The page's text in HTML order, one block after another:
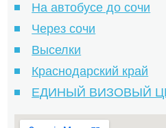
На автобусе до сочи
Через сочи
Выселки
Краснодарский край
ЕДИНЫЙ ВИЗОВЫЙ